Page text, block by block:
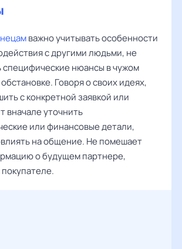
важно учитывать особенности
с другими людьми, не
специфические нюансы в чужом
Говоря о своих идеях,
с конкретной заявкой или
вначале уточнить
или финансовые детали,
на общение. Не помешает
о будущем партнере,